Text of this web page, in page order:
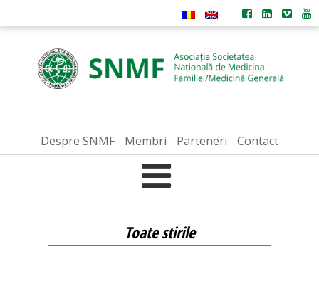
Despre SNMF Membri Parteneri Contact
Toate stirile